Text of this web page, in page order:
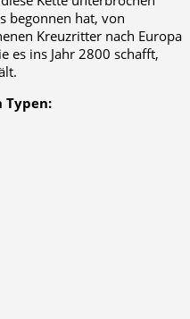
begonnen hat, von
Kreuzritter nach Europa
es ins Jahr 2800 schafft,
Typen: